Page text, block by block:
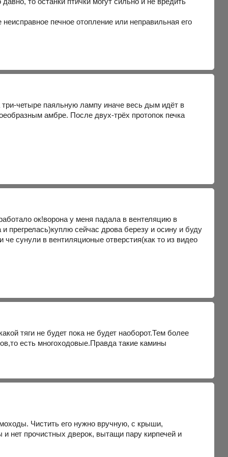
печное отопление или неправильная его
четыре паяльную лампу иначе весь дым идёт в
амбре. После двух-трёх протопок печка
ок!ворона у меня падала в вентеляцию в
прегрелась)куплю сейчас дрова березу и осину и буду
сунули в вентиляционые отверстия(как то из видео
тяги не будет пока не будет наоборот.Тем более
есть многоходовые.Правда такие камины
Чистить его нужно вручную, с крыши,
нет прочистных дверок, вытащи пару кирпечей и